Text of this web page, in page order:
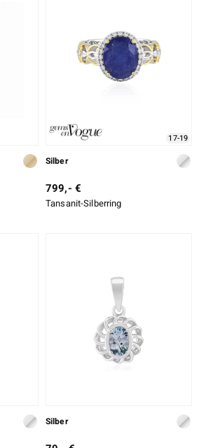
17-19
Silber
799,- €
Tansanit-Silberring
Silber